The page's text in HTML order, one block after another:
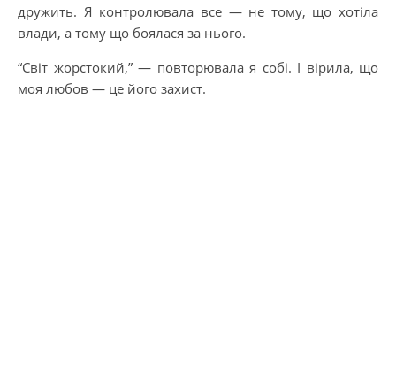
дружить. Я контролювала все — не тому, що хотіла
влади, а тому що боялася за нього.
“Світ жорстокий,” — повторювала я собі. І вірила, що
моя любов — це його захист.